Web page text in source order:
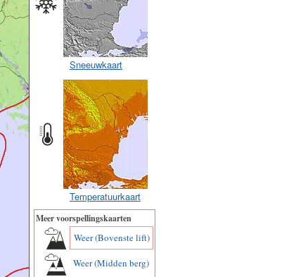
Sneeuwkaart
Temperatuurkaart
Meer voorspellingskaarten
Weer (Bovenste lift)
Weer (Midden berg)